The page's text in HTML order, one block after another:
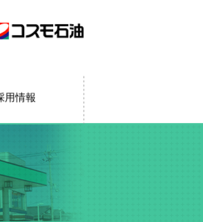
用情報